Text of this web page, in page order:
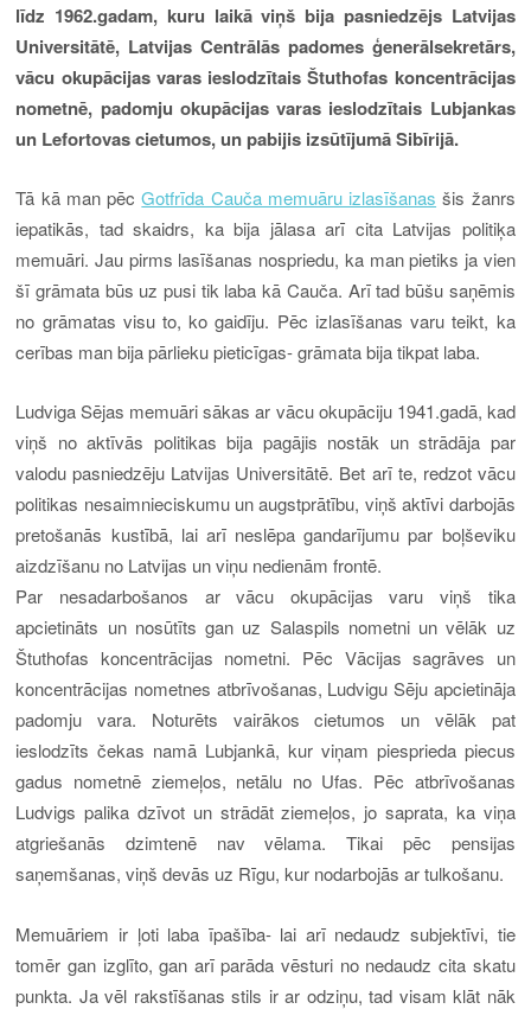
līdz 1962.gadam, kuru laikā viņš bija pasniedzējs Latvijas
Universitātē, Latvijas Centrālās padomes ģenerālsekretārs,
vācu okupācijas varas ieslodzītais Štuthofas koncentrācijas
nometnē, padomju okupācijas varas ieslodzītais Lubjankas
un Lefortovas cietumos, un pabijis izsūtījumā Sibīrijā.
Tā kā man pēcGotfrīda Cauča memuāru izlasīšanas šis žanrs
iepatikās, tad skaidrs, ka bija jālasa arī cita Latvijas politiķa
memuāri. Jau pirms lasīšanas nospriedu, ka man pietiks ja vien
šī grāmata būs uz pusi tik laba kā Cauča. Arī tad būšu saņēmis
no grāmatas visu to, ko gaidīju. Pēc izlasīšanas varu teikt, ka
cerības man bija pārlieku pieticīgas- grāmata bija tikpat laba.
Ludviga Sējas memuāri sākas ar vācu okupāciju 1941.gadā, kad
viņš no aktīvās politikas bija pagājis nostāk un strādāja par
valodu pasniedzēju Latvijas Universitātē. Bet arī te, redzot vācu
politikas nesaimnieciskumu un augstprātību, viņš aktīvi darbojās
pretošanās kustībā, lai arī neslēpa gandarījumu par boļševiku
aizdzīšanu no Latvijas un viņu nedienām frontē.
Par nesadarbošanos ar vācu okupācijas varu viņš tika
apcietināts un nosūtīts gan uz Salaspils nometni un vēlāk uz
Štuthofas koncentrācijas nometni. Pēc Vācijas sagrāves un
koncentrācijas nometnes atbrīvošanas, Ludvigu Sēju apcietināja
padomju vara. Noturēts vairākos cietumos un vēlāk pat
ieslodzīts čekas namā Lubjankā, kur viņam piesprieda piecus
gadus nometnē ziemeļos, netālu no Ufas. Pēc atbrīvošanas
Ludvigs palika dzīvot un strādāt ziemeļos, jo saprata, ka viņa
atgriešanās dzimtenē nav vēlama. Tikai pēc pensijas
saņemšanas, viņš devās uz Rīgu, kur nodarbojās ar tulkošanu.
Memuāriem ir ļoti laba īpašība- lai arī nedaudz subjektīvi, tie
tomēr gan izglīto, gan arī parāda vēsturi no nedaudz cita skatu
punkta. Ja vēl rakstīšanas stils ir ar odziņu, tad visam klāt nāk